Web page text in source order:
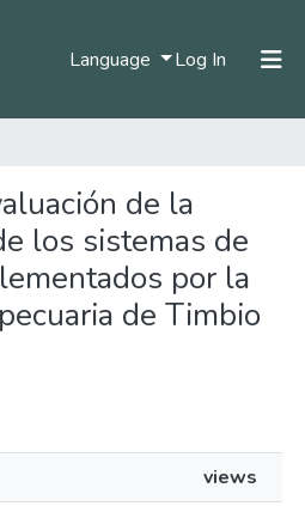
Language Log In (current)
Communities & Collections
All of DSpace
de la
los sistemas de
por la
de Timbio
views